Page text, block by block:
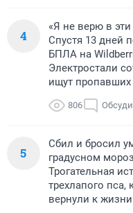
4
«Я не верю в
Спустя 13 дней
БПЛА на
Электростали
ищут пропавших
806
5
Сбил и бросил
градусном
Трогательная
трехлапого пса,
вернули к жизни